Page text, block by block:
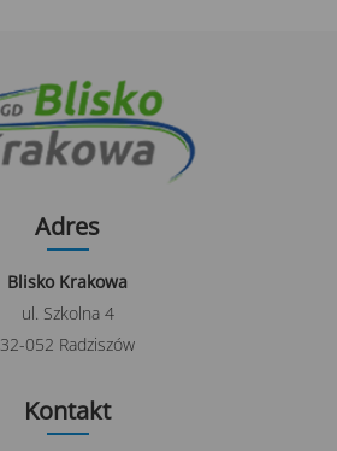
Adres
Blisko Krakowa
ul. Szkolna 4
32-052 Radziszów
Kontakt